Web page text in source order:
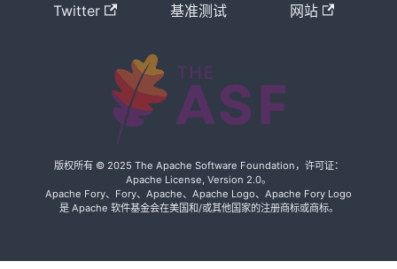
Twitter
基准测试
网站
版权所有 © 2025 The Apache Software Foundation，许可证：
Apache License, Version 2.0。
Apache Fory、Fory、Apache、Apache Logo、Apache Fory Logo
是 Apache 软件基金会在美国和/或其他国家的注册商标或商标。